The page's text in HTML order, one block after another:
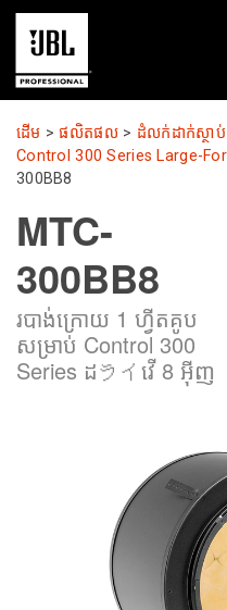
ផលិតផល
ករណីសិក្សា
សម័យសិក្សា
បណ្ដុះបណ្ដាល
អំពី
កន្លែងទិញ និងភ្ជាប់
ដើម >ផលិតផល> ដំលក់ដាក់ស្ថាប់
Control 300 Series Large-
300BB8
MTC-
300BB8
របាង់ក្រោយ 1 ហ្វីតគូប
សម្រាប់ Control 300
Series ដライវើ 8 អ៊ីញ